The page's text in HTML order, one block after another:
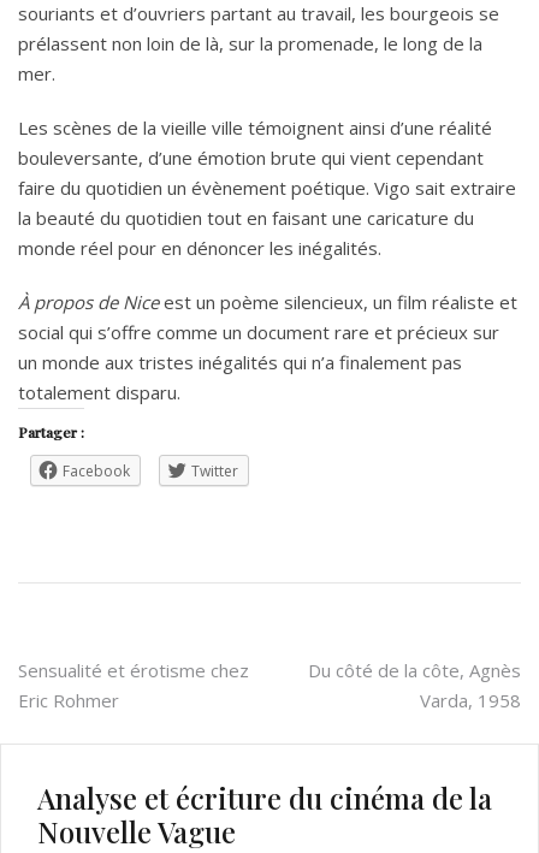
souriants et d’ouvriers partant au travail, les bourgeois se
prélassent non loin de là, sur la promenade, le long de la
mer.
Les scènes de la vieille ville témoignent ainsi d’une réalité
bouleversante, d’une émotion brute qui vient cependant
faire du quotidien un évènement poétique. Vigo sait extraire
la beauté du quotidien tout en faisant une caricature du
monde réel pour en dénoncer les inégalités.
À propos de Niceest un poème silencieux, un film réaliste et
social qui s’offre comme un document rare et précieux sur
un monde aux tristes inégalités qui n’a finalement pas
totalement disparu.
Partager :
Facebook Twitter
Navigation
de
Sensualité et érotisme chez
Eric Rohmer
Du côté de la côte, Agnès
Varda, 1958
Analyse et écriture du cinéma de la
Nouvelle Vague